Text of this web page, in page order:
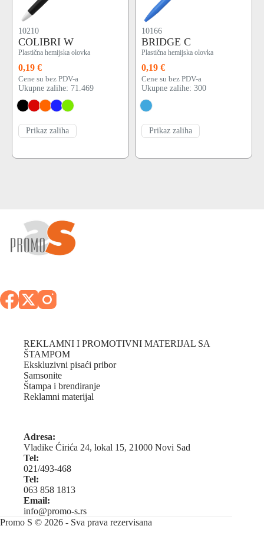
10210
COLIBRI W
Plastična hemijska olovka
0,19 €
Cene su bez PDV-a
Ukupne zalihe: 71.469
Prikaz zaliha
10166
BRIDGE C
Plastična hemijska olovka
0,19 €
Cene su bez PDV-a
Ukupne zalihe: 300
Prikaz zaliha
REKLAMNI I PROMOTIVNI MATERIJAL SA
ŠTAMPOM
Ekskluzivni pisaći pribor
Samsonite
Štampa i brendiranje
Reklamni materijal
Adresa:
Vladike Ćirića 24, lokal 15, 21000 Novi Sad
Tel:
021/493-468
Tel:
063 858 1813
Email:
info@promo-s.rs
Promo S © 2026 - Sva prava rezervisana